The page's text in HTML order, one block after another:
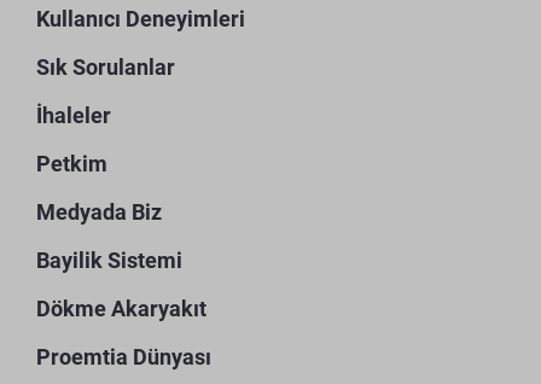
Kullanıcı Deneyimleri
Sık Sorulanlar
İhaleler
Petkim
Medyada Biz
Bayilik Sistemi
Dökme Akaryakıt
Proemtia Dünyası